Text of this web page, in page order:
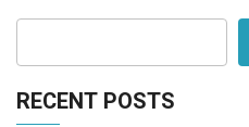
RECENT POSTS